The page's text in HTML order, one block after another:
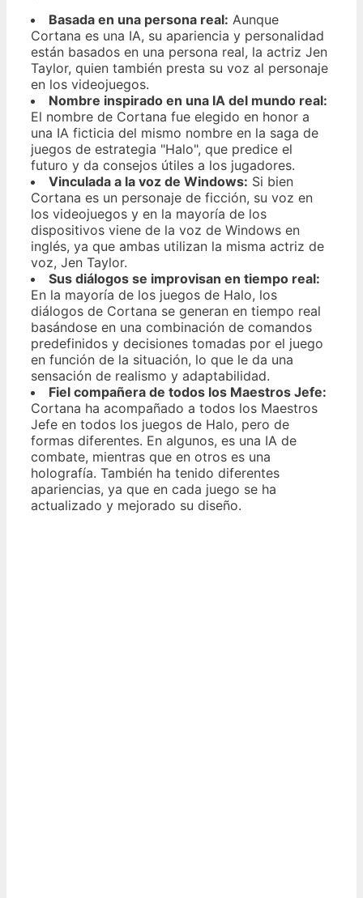
Basada en una persona real: Aunque
Cortana es una IA, su apariencia y personalidad
están basados en una persona real, la actriz Jen
Taylor, quien también presta su voz al personaje
en los videojuegos.
Nombre inspirado en una IA del mundo real:
El nombre de Cortana fue elegido en honor a
una IA ficticia del mismo nombre en la saga de
juegos de estrategia "Halo", que predice el
futuro y da consejos útiles a los jugadores.
Vinculada a la voz de Windows: Si bien
Cortana es un personaje de ficción, su voz en
los videojuegos y en la mayoría de los
dispositivos viene de la voz de Windows en
inglés, ya que ambas utilizan la misma actriz de
voz, Jen Taylor.
Sus diálogos se improvisan en tiempo real:
En la mayoría de los juegos de Halo, los
diálogos de Cortana se generan en tiempo real
basándose en una combinación de comandos
predefinidos y decisiones tomadas por el juego
en función de la situación, lo que le da una
sensación de realismo y adaptabilidad.
Fiel compañera de todos los Maestros Jefe:
Cortana ha acompañado a todos los Maestros
Jefe en todos los juegos de Halo, pero de
formas diferentes. En algunos, es una IA de
combate, mientras que en otros es una
holografía. También ha tenido diferentes
apariencias, ya que en cada juego se ha
actualizado y mejorado su diseño.